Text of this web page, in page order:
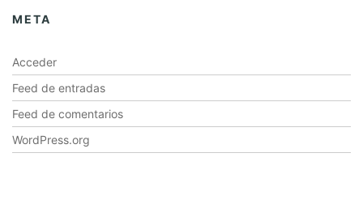
META
Acceder
Feed de entradas
Feed de comentarios
WordPress.org